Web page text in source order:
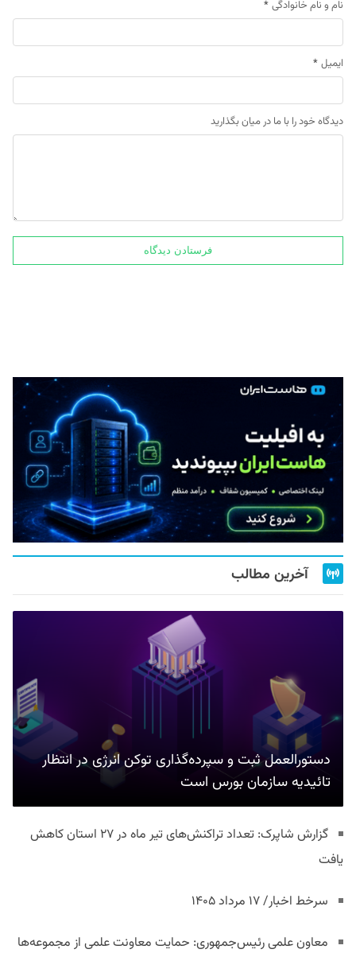
نام و نام خانوادگی *
ایمیل *
دیدگاه خود را با ما در میان بگذارید
آخرین مطالب
دستورالعمل ثبت و سپرده‌گذاری توکن انرژی در انتظار
تائیدیه سازمان بورس است
گزارش شاپرک: تعداد تراکنش‌های تیر ماه در ۲۷ استان‌ کاهش
یافت
سرخط اخبار/ ۱۷ مرداد ۱۴۰۵
معاون علمی رئیس‌جمهوری: حمایت معاونت علمی از مجموعه‌ها